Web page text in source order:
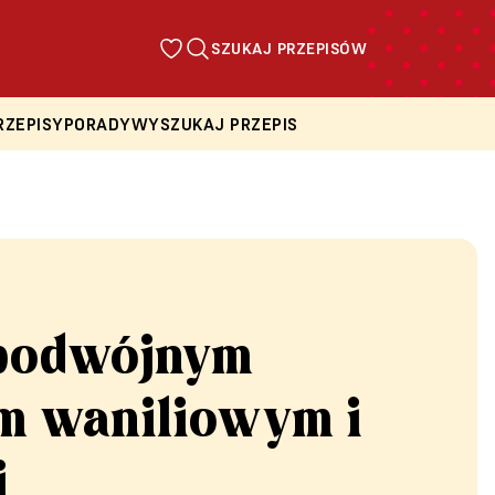
SZUKAJ PRZEPISÓW
PORADYWYSZUKAJ PRZEPIS
waniliowym i